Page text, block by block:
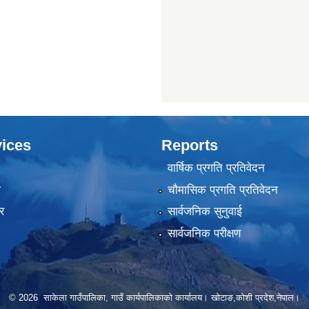
Reports
वार्षिक प्रगति प्रतिवेदन
चौमासिक प्रगति प्रतिवेदन
सार्वजनिक सुनुवाई
सार्वजनिक परीक्षण
© 2026 साकेला गाउँपालिका, गाउँ कार्यपालिकाको कार्यालय। खोटाङ,कोशी प्रदेश,नेपाल।